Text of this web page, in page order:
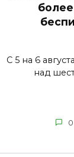
С 5 на 6
над
0